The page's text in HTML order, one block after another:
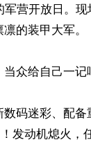
军营开放日。
的装甲大军。
众给自己一记
码迷彩、配备
发动机熄火，